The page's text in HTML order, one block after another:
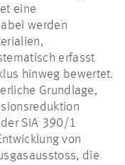
eine
werden
erfasst
hinweg bewertet.
Grundlage,
SIA 390/1
von
die